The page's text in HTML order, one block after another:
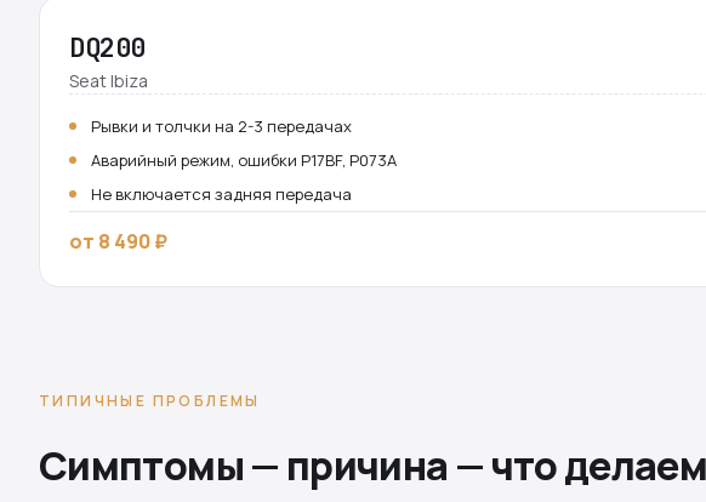
DQ200
Seat Ibiza
Рывки и толчки на 2-3 передачах
Аварийный режим, ошибки P17BF, P073A
Не включается задняя передача
от 8 490 ₽
ТИПИЧНЫЕ ПРОБЛЕМЫ
Симптомы — причина — что делаем